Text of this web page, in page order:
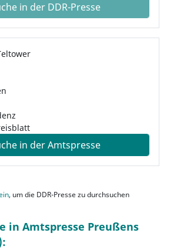
in der DDR-Presse
in der Amtspresse
, um die DDR-Presse zu durchsuchen
in Amtspresse Preußens